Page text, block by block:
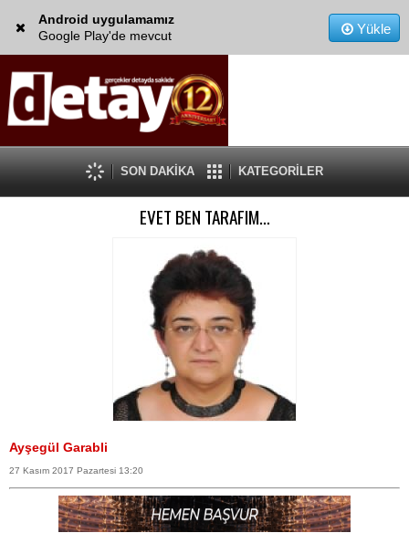
Android uygulamamız
Google Play'de mevcut
Yükle
SON DAKİKA KATEGORİLER
EVET BEN TARAFIM…
Ayşegül Garabli
27 Kasım 2017 Pazartesi 13:20